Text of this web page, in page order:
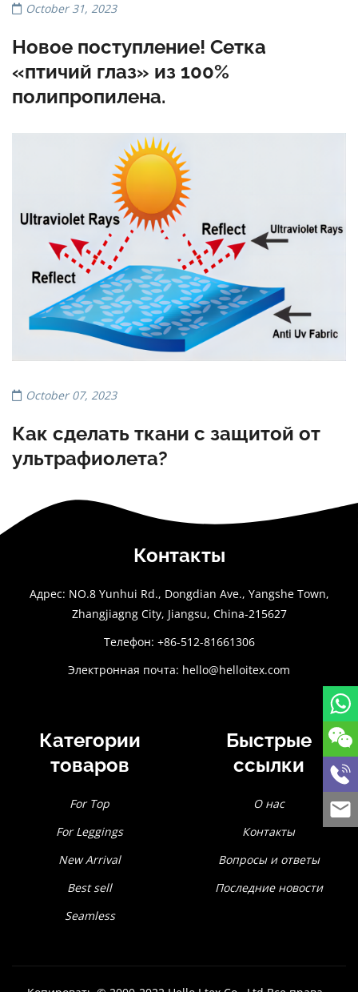
October 31, 2023
Новое поступление! Сетка
«птичий глаз» из 100%
полипропилена.
October 07, 2023
Как сделать ткани с защитой от
ультрафиолета?
Контакты
Адрес: NO.8 Yunhui Rd., Dongdian Ave., Yangshe Town,
Zhangjiagng City, Jiangsu, China-215627
Телефон: +86-512-81661306
Электронная почта: hello@helloitex.com
Категории
товаров
For Top
For Leggings
New Arrival
Best sell
Seamless
Быстрые
ссылки
О нас
Контакты
Вопросы и ответы
Последние новости